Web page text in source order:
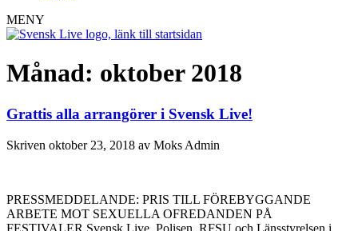
MENY
Månad: oktober 2018
Grattis alla arrangörer i Svensk Live!
Skriven oktober 23, 2018 av Moks Admin
PRESSMEDDELANDE: PRIS TILL FÖREBYGGANDE
ARBETE MOT SEXUELLA OFREDANDEN PÅ
FESTIVALER Svensk Live, Polisen, RFSU och Länsstyrelsen i